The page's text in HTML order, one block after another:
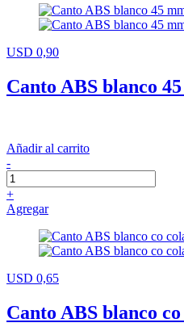
USD 0,90
Canto ABS blanco
Añadir al carrito
-
+
Agregar
USD 0,65
Canto ABS blanco